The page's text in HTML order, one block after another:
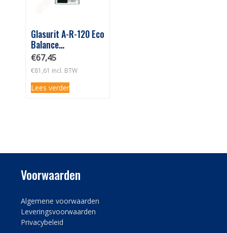
Glasurit A-R-120 Eco
Balance
Einstellzusatz
Normal 5L
€67,45
€81,61 incl. BTW
Lees verder
Voorwaarden
Algemene voorwaarden
Leveringsvoorwaarden
Privacybeleid